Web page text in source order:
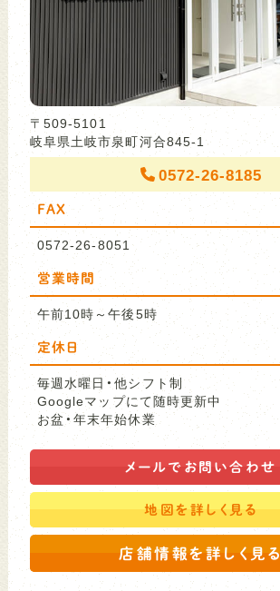
〒509-5101
岐阜県土岐市泉町河合845-1
0572-26-8185
FAX
0572-26-8051
営業時間
午前10時～午後5時
定休日
毎週水曜日・他シフト制
Googleマップにて随時更新中
お盆・年末年始休業
メールで お問い合わせ
地図を詳しく見る
店舗情報を詳しく見る